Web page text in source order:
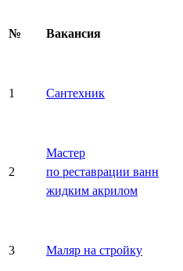
№ Вакансия
1 Сантехник
2
Мастер
по реставрации ванн
жидким акрилом
3 Маляр на стройку